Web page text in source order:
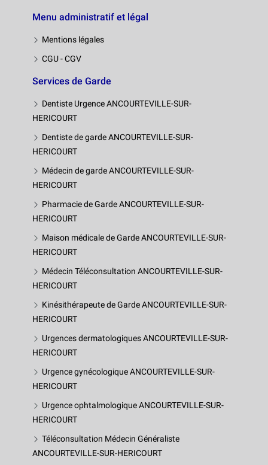
Menu administratif et légal
Mentions légales
CGU - CGV
Services de Garde
Dentiste Urgence ANCOURTEVILLE-SUR-
HERICOURT
Dentiste de garde ANCOURTEVILLE-SUR-
HERICOURT
Médecin de garde ANCOURTEVILLE-SUR-
HERICOURT
Pharmacie de Garde ANCOURTEVILLE-SUR-
HERICOURT
Maison médicale de Garde ANCOURTEVILLE-SUR-
HERICOURT
Médecin Téléconsultation ANCOURTEVILLE-SUR-
HERICOURT
Kinésithérapeute de Garde ANCOURTEVILLE-SUR-
HERICOURT
Urgences dermatologiques ANCOURTEVILLE-SUR-
HERICOURT
Urgence gynécologique ANCOURTEVILLE-SUR-
HERICOURT
Urgence ophtalmologique ANCOURTEVILLE-SUR-
HERICOURT
Téléconsultation Médecin Généraliste
ANCOURTEVILLE-SUR-HERICOURT